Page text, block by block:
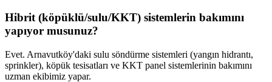
Hibrit (köpüklü/sulu/KKT) sistemlerin bakımını
yapıyor musunuz?
Evet. Arnavutköy'daki sulu söndürme sistemleri (yangın hidrantı,
sprinkler), köpük tesisatları ve KKT panel sistemlerinin bakımını
uzman ekibimiz yapar.